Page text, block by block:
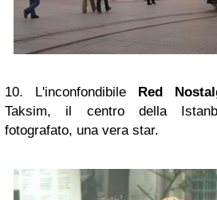
10. L'inconfondibile Red
Taksim, il centro della
fotografato, una vera star.